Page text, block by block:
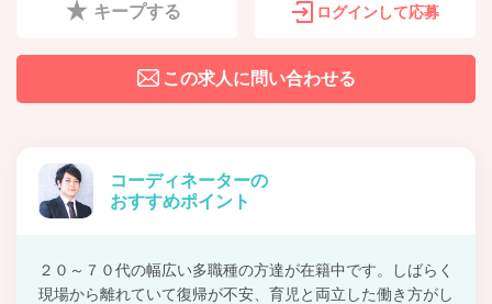
キープする ログインして応募
この求人に問い合わせる
コーディネーターの
おすすめポイント
２０～７０代の幅広い多職種の方達が在籍中です。しばらく
現場から離れていて復帰が不安、育児と両立した働き方がし